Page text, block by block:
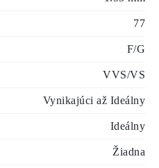
77
F/G
VVS/VS
Vynikajúci až Ideálny
Ideálny
Žiadna